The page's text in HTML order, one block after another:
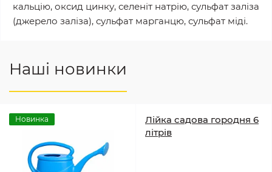
кальцію, оксид цинку, селеніт натрію, сульфат заліза
(джерело заліза), сульфат марганцю, сульфат міді.
Наші новинки
Новинка
Лійка садова городня 6
літрів